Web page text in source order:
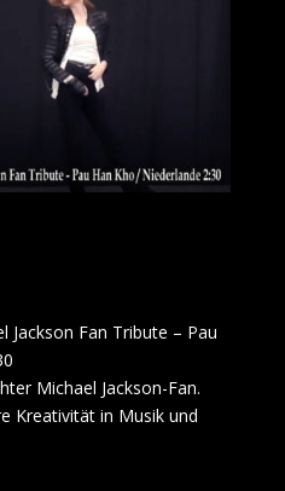
Jackson Fan Tribute – Pau
Michael Jackson-Fan.
Kreativität in Musik und